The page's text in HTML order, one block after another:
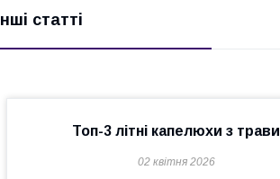
Інші статті
Топ-3 літні капелюхи з трави
02 квітня 2026